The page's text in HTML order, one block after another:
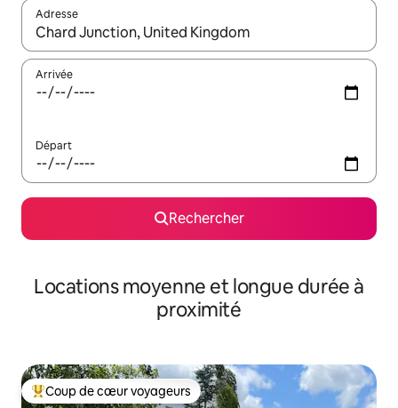
Adresse
Lorsque les résultats s'affichent, utilisez les flèches vers le
Arrivée
Départ
Rechercher
Locations moyenne et longue durée à
proximité
Coups de cœur voyageurs les plus appréciés
Coup de cœur voyageurs